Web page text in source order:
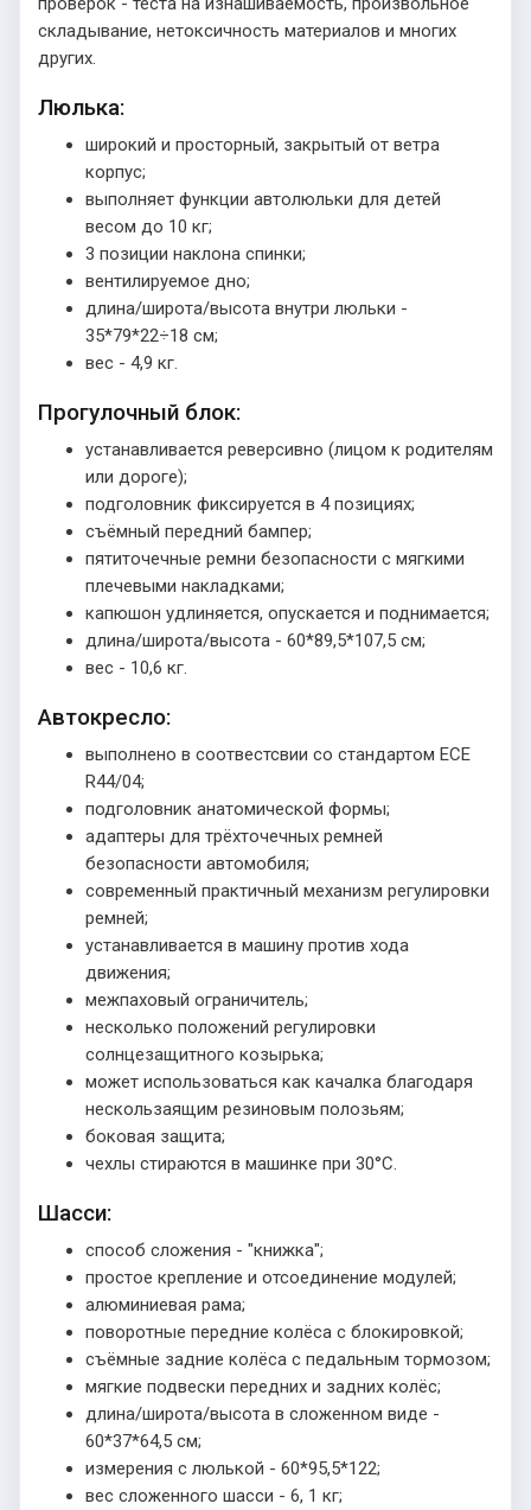
складывание, нетоксичность материалов и многих
других.
Люлька:
широкий и просторный, закрытый от ветра
корпус;
выполняет функции автолюльки для детей
весом до 10 кг;
3 позиции наклона спинки;
вентилируемое дно;
длина/широта/высота внутри люльки -
35*79*22÷18 см;
вес - 4,9 кг.
Прогулочный блок:
устанавливается реверсивно (лицом к родителям
или дороге);
подголовник фиксируется в 4 позициях;
съёмный передний бампер;
пятиточечные ремни безопасности с мягкими
плечевыми накладками;
капюшон удлиняется, опускается и поднимается;
длина/широта/высота - 60*89,5*107,5 см;
вес - 10,6 кг.
Автокресло:
выполнено в соотвестсвии со стандартом ECE
R44/04;
подголовник анатомической формы;
адаптеры для трёхточечных ремней
безопасности автомобиля;
современный практичный механизм регулировки
ремней;
устанавливается в машину против хода
движения;
межпаховый ограничитель;
несколько положений регулировки
солнцезащитного козырька;
может использоваться как качалка благодаря
нескользаящим резиновым полозьям;
боковая защита;
чехлы стираются в машинке при 30°C.
Шасси:
способ сложения - "книжка";
простое крепление и отсоединение модулей;
алюминиевая рама;
поворотные передние колёса с блокировкой;
съёмные задние колёса с педальным тормозом;
мягкие подвески передних и задних колёс;
длина/широта/высота в сложенном виде -
60*37*64,5 см;
измерения с люлькой - 60*95,5*122;
вес сложенного шасси - 6, 1 кг;